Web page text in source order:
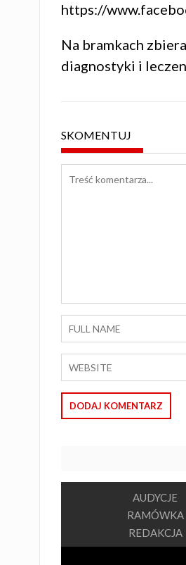
https://
Na bramkach
diagnostyki i
SKOMENTUJ
AUDYCJE
RAMÓWKA
REDAKCJA